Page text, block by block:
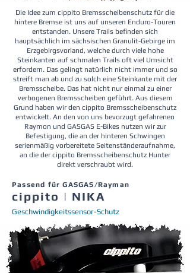
Die Idee zum cippito Bremsscheibenschutz für die
hintere Bremse ist uns auf unseren Enduro-Touren
entstanden. Unsere Trails befinden sich
hauptsächlich im sächsischen Granulit-Gebirge im
Erzgebirgsvorland, welche durch viele hohe
Steinkanten auf schmalen Trails oft viel Umsicht
erfordern. Das gelingt natürlich nicht immer und so
streift man ab und zu solch eine Steinkante mit der
Bremsscheibe. Das hat nicht nur einmal zu einer
verbogenen Bremsscheiben geführt. Aus diesem
Grund haben wir den cippito Bremsscheibenschutz
entwickelt. An den von uns bevorzugt gefahrenen
Raymon und GASGAS E-Bikes nutzen wir zur
Befestigung, die an der hinteren Schwingen
serienmäßig vorbereitete Seitenständeraufnahme,
an die der cippito Bremsscheibenschutz Hunter
direkt verschraubt wird.
Passend für GASGAS/Rayman
cippito | NIKA
Geschwindigkeitssensor-Schutz